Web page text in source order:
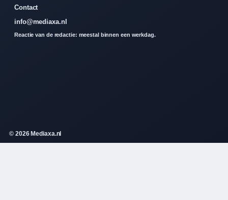
Contact
info@mediaxa.nl
Reactie van de redactie: meestal binnen een werkdag.
© 2026 Mediaxa.nl